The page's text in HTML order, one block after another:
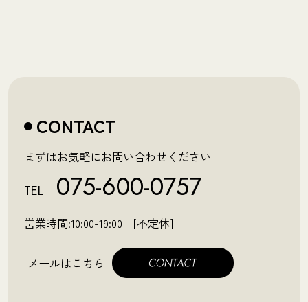
CONTACT
まずはお気軽にお問い合わせください
TEL 075-600-0757
営業時間:10:00-19:00 [不定休]
メールはこちら